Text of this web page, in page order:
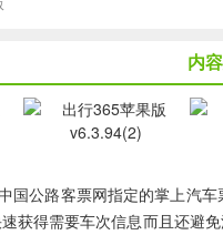
内
国公路客票网指定的掌上汽
获得需要车次信息而且还避